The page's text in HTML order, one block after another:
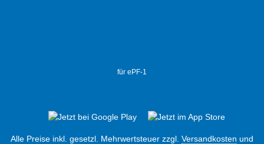
für ePF-1
Alle Preise inkl. gesetzl. Mehrwertsteuer zzgl. Versandkosten und